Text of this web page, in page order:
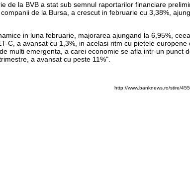
de la BVB a stat sub semnul raportarilor financiare
de la Bursa, a crescut in februarie cu 3,38%,
in luna februarie, majorarea ajungand la 6,95%,
C, a avansat cu 1,3%, in acelasi ritm cu pietele
multi emergenta, a carei economie se afla intr-un
a avansat cu peste 11%".
http://www.banknews.ro/stire/